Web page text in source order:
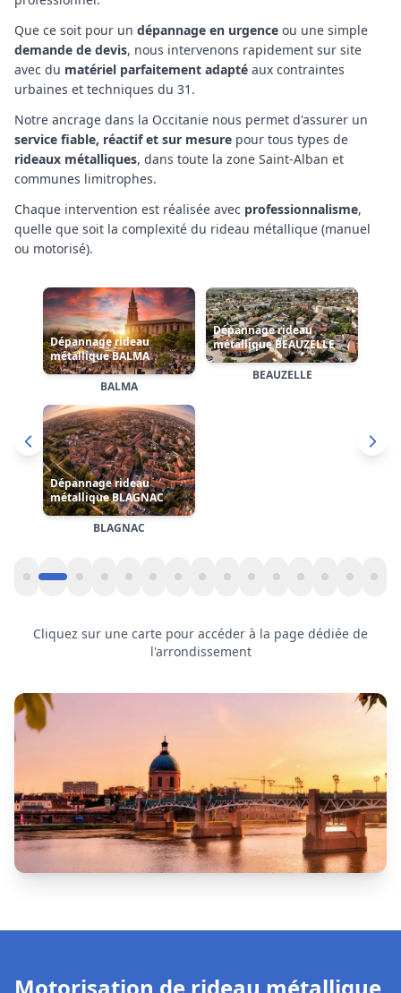
Que ce soit pour un dépannage en urgence ou une simple
demande de devis, nous intervenons rapidement sur site
avec du matériel parfaitement adapté aux contraintes
urbaines et techniques du 31 .
Notre ancrage dans la Occitanie nous permet d'assurer un
service fiable, réactif et sur mesure pour tous types de
rideaux métalliques, dans toute la zone Saint-Alban et
communes limitrophes.
Chaque intervention est réalisée avec professionnalisme,
quelle que soit la complexité du rideau métallique (manuel
ou motorisé).
Dépannage rideau
BRUGUIÈRES
Dépannage rideau
CASTANET-TOLOSAN
métallique
CASTELGINEST
CASTELGINEST
Cliquez sur une carte pour accéder à la page dédiée de
l'arrondissement
Motorisation de rideau métallique
àSaint-Alban
Lemoteur est l'élément central d'unrideau métallique
motorisé. Lorsqu'il tombe en panne, votre rideau peutse
•Moteur 230 V ou 400 V qui chauffe ou ne répond plus